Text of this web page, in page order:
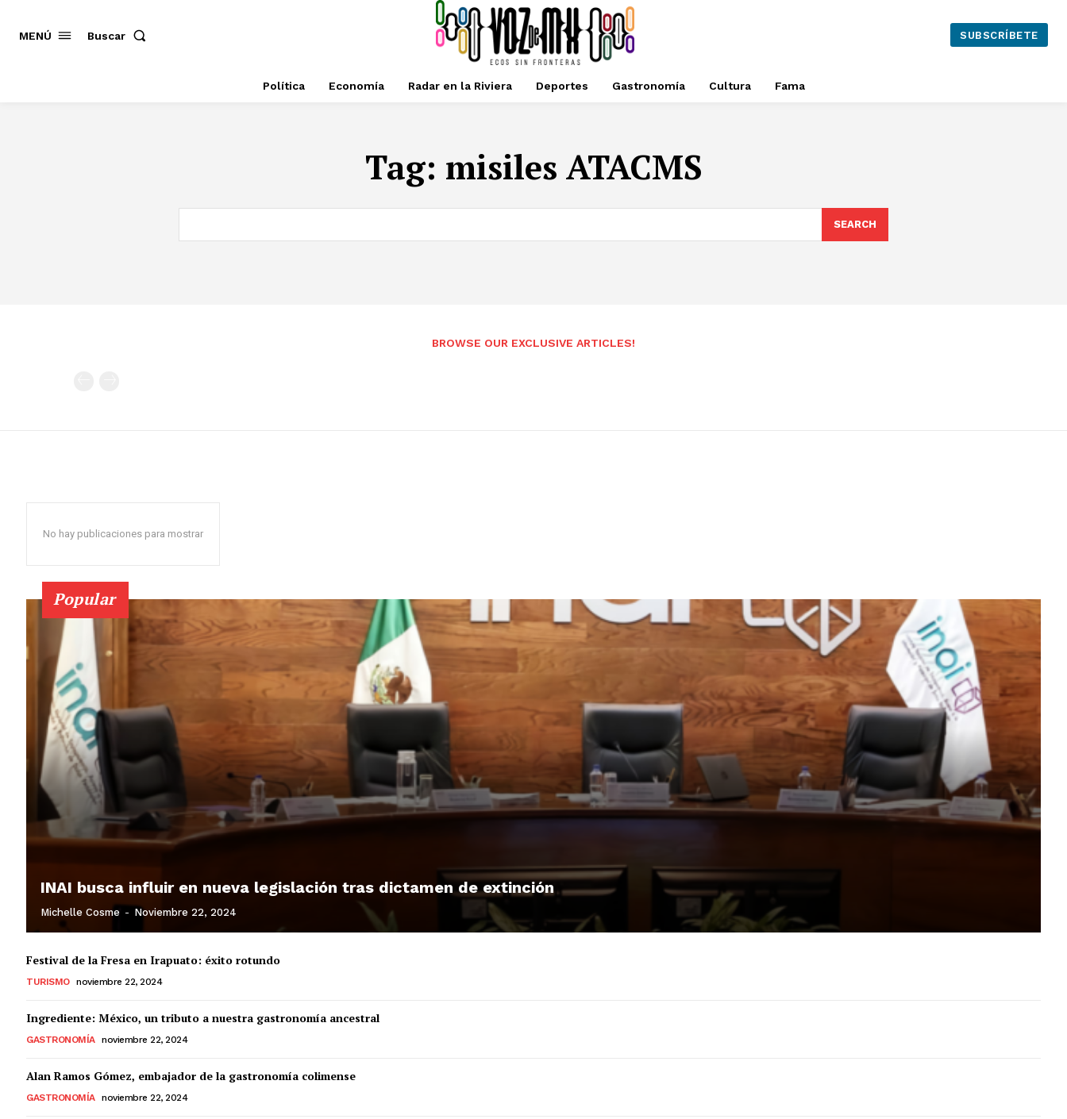
MENÚ Buscar SUBSCRÍBETE
Política Economía Radar en la Riviera Deportes Gastronomía Cultura Fama
Tag: misiles ATACMS
SEARCH
BROWSE OUR EXCLUSIVE ARTICLES!
No hay publicaciones para mostrar
Popular
INAI busca influir en nueva legislación tras dictamen de extinción
Michelle Cosme - Noviembre 22, 2024
Festival de la Fresa en Irapuato: éxito rotundo
TURISMO noviembre 22, 2024
Ingrediente: México, un tributo a nuestra gastronomía ancestral
GASTRONOMÍA noviembre 22, 2024
Alan Ramos Gómez, embajador de la gastronomía colimense
GASTRONOMÍA noviembre 22, 2024